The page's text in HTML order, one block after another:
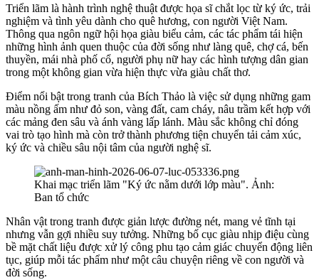
Triển lãm là hành trình nghệ thuật được họa sĩ chắt lọc từ ký ức, trải
nghiệm và tình yêu dành cho quê hương, con người Việt Nam.
Thông qua ngôn ngữ hội họa giàu biểu cảm, các tác phẩm tái hiện
những hình ảnh quen thuộc của đời sống như làng quê, chợ cá, bến
thuyền, mái nhà phố cổ, người phụ nữ hay các hình tượng dân gian
trong một không gian vừa hiện thực vừa giàu chất thơ.
Điểm nổi bật trong tranh của Bích Thảo là việc sử dụng những gam
màu nồng ấm như đỏ son, vàng đất, cam cháy, nâu trầm kết hợp với
các mảng đen sâu và ánh vàng lấp lánh. Màu sắc không chỉ đóng
vai trò tạo hình mà còn trở thành phương tiện chuyển tải cảm xúc,
ký ức và chiều sâu nội tâm của người nghệ sĩ.
Khai mạc triển lãm "Ký ức nằm dưới lớp màu". Ảnh:
Ban tổ chức
Nhân vật trong tranh được giản lược đường nét, mang vẻ tĩnh tại
nhưng vẫn gợi nhiều suy tưởng. Những bố cục giàu nhịp điệu cùng
bề mặt chất liệu được xử lý công phu tạo cảm giác chuyển động liên
tục, giúp mỗi tác phẩm như một câu chuyện riêng về con người và
đời sống.